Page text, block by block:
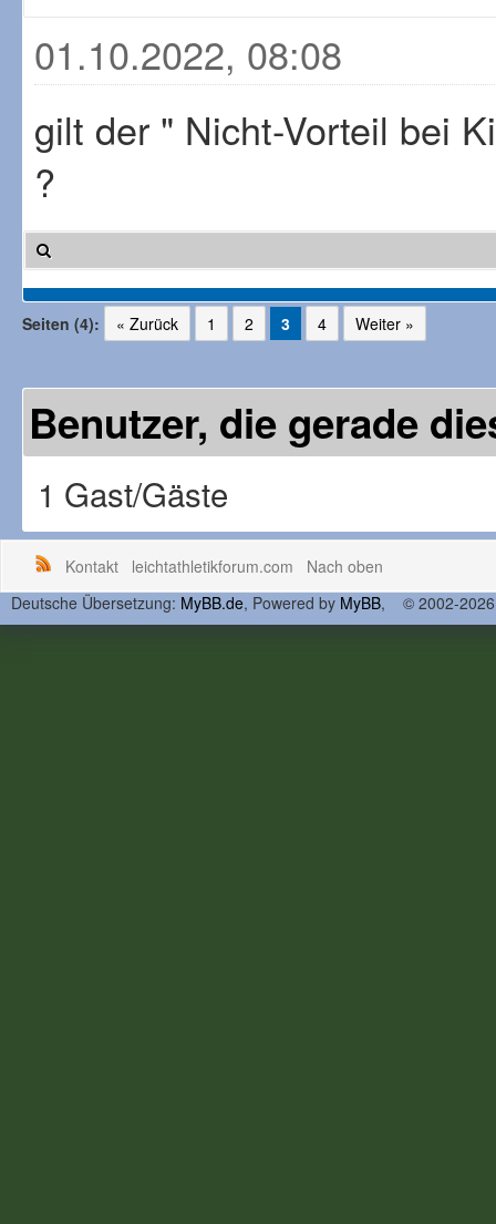
01.10.2022, 08:08
gilt der " Nicht-Vorteil bei
?
Seiten (4): « Zurück 1 2 3 4 Weiter »
Benutzer, die gerade
1 Gast/Gäste
Kontakt leichtathletikforum.com
Nach oben
Deutsche Übersetzung: MyBB.de, Powered by MyBB, © 2002-